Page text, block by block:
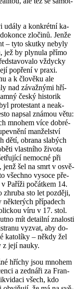
udály a kon­krét­ní ka­
zlo­či­nů. Jenže
– tyto skut­ky ne­by­ly
jež by ply­nu­la přímo
vždyc­ky
po­pře­ní v praxi.
a k člo­vě­ku ale
nad zá­važ­ný­mi hří­
český his­to­rik
pro­tes­tant a ne­ak­
na­psal zná­mou větu:
mno­hem více dob­ré­
man­žel­ství
dětí, obra­na sla­bých
vlast­ní­ho ži­vo­ta
ne­moc­né při
šel na smrt v osvě­
všech­no vy­so­ce pře­
Pa­ří­ži po­čát­kem 14.
zhru­ba sto let poz­dě­ji,
ně­kte­rých pří­pa­dech
víru v 17. stol.
mít de­tail­ní zna­los­ti
vy­zvat, aby do­
ka­to­lí­ky – někdy žel
její nauky.
hří­chy jsou mno­hem
a zed­ná­ři za Fran­
všech, kdo